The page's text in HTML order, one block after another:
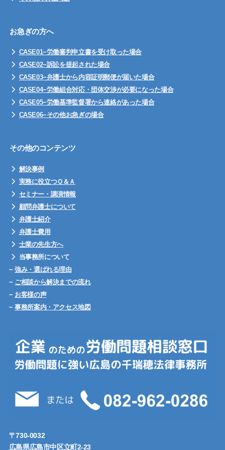
お急ぎの方へ
CASE01−労働審判申立書を受け取った場合
CASE02−訴訟を提起された場合
CASE03−弁護士から内容証明郵便が届いた場合
CASE04−労働組合対応・団体交渉が必要になった場合
CASE05−労働基準監督署から連絡があった場合
CASE06−その他お急ぎの場合
その他のコンテンツ
解決事例
実務に役立つＱ＆Ａ
セミナー・講演情報
顧問弁護士について
弁護士紹介
弁護士費用
士業の先生方へ
当事務所について
−強み・選ばれる理由
− ご相談から解決までの流れ
− お客様の声
−事務所案内・アクセス地図
〒730-0032
広島県広島市中区立町2-23